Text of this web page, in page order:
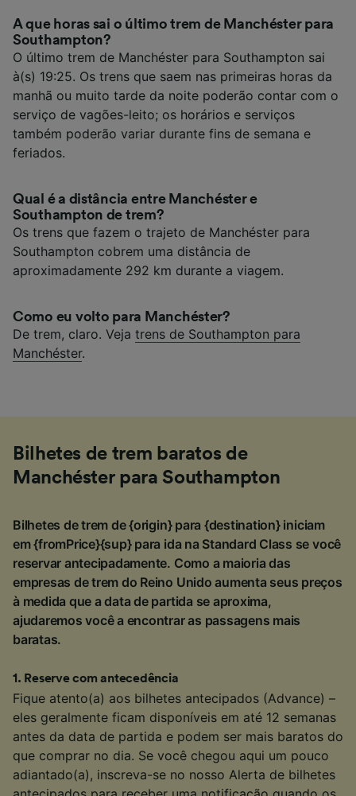
A que horas sai o último trem de Manchéster para
Southampton?
O último trem de Manchéster para Southampton sai
à(s) 19:25. Os trens que saem nas primeiras horas da
manhã ou muito tarde da noite poderão contar com o
serviço de vagões-leito; os horários e serviços
também poderão variar durante fins de semana e
feriados.
Qual é a distância entre Manchéster e
Southampton de trem?
Os trens que fazem o trajeto de Manchéster para
Southampton cobrem uma distância de
aproximadamente 292 km durante a viagem.
Como eu volto para Manchéster?
De trem, claro. Veja trens de Southampton para
Manchéster.
Bilhetes de trem baratos de
Manchéster para Southampton
Bilhetes de trem de {origin} para {destination} iniciam
em {fromPrice}{sup} para ida na Standard Class se você
reservar antecipadamente. Como a maioria das
empresas de trem do Reino Unido aumenta seus preços
à medida que a data de partida se aproxima,
ajudaremos você a encontrar as passagens mais
baratas.
1 . Reserve com antecedência
Fique atento(a) aos bilhetes antecipados (Advance) –
eles geralmente ficam disponíveis em até 12 semanas
antes da data de partida e podem ser mais baratos do
que comprar no dia. Se você chegou aqui um pouco
adiantado(a), inscreva-se no nosso Alerta de bilhetes